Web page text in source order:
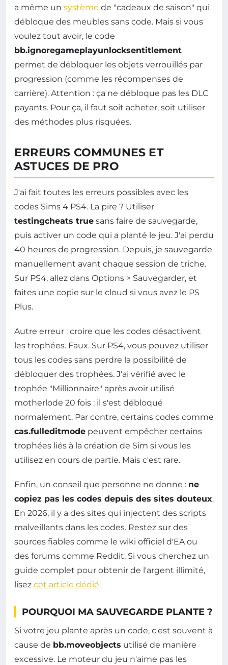
a même un système de "cadeaux de saison" qui
débloque des meubles sans code. Mais si vous
voulez tout avoir, le code
bb.ignoregameplayunlocksentitlement
permet de débloquer les objets verrouillés par
progression (comme les récompenses de
carrière). Attention : ça ne débloque pas les DLC
payants. Pour ça, il faut soit acheter, soit utiliser
des méthodes plus risquées.
ERREURS COMMUNES ET
ASTUCES DE PRO
J'ai fait toutes les erreurs possibles avec les
codes Sims 4 PS4. La pire ? Utiliser
testingcheats true sans faire de sauvegarde,
puis activer un code qui a planté le jeu. J'ai perdu
40 heures de progression. Depuis, je sauvegarde
manuellement avant chaque session de triche.
Sur PS4, allez dans Options > Sauvegarder, et
faites une copie sur le cloud si vous avez le PS
Plus.
Autre erreur : croire que les codes désactivent
les trophées. Faux. Sur PS4, vous pouvez utiliser
tous les codes sans perdre la possibilité de
débloquer des trophées. J'ai vérifié avec le
trophée "Millionnaire" après avoir utilisé
motherlode 20 fois : il s'est débloqué
normalement. Par contre, certains codes comme
cas.fulleditmode peuvent empêcher certains
trophées liés à la création de Sim si vous les
utilisez en cours de partie. Mais c'est rare.
Enfin, un conseil que personne ne donne : ne
copiez pas les codes depuis des sites douteux.
En 2026, il y a des sites qui injectent des scripts
malveillants dans les codes. Restez sur des
sources fiables comme le wiki officiel d'EA ou
des forums comme Reddit. Si vous cherchez un
guide complet pour obtenir de l'argent illimité,
lisez cet article dédié.
POURQUOI MA SAUVEGARDE PLANTE ?
Si votre jeu plante après un code, c'est souvent à
cause de bb.moveobjects utilisé de manière
excessive. Le moteur du jeu n'aime pas les